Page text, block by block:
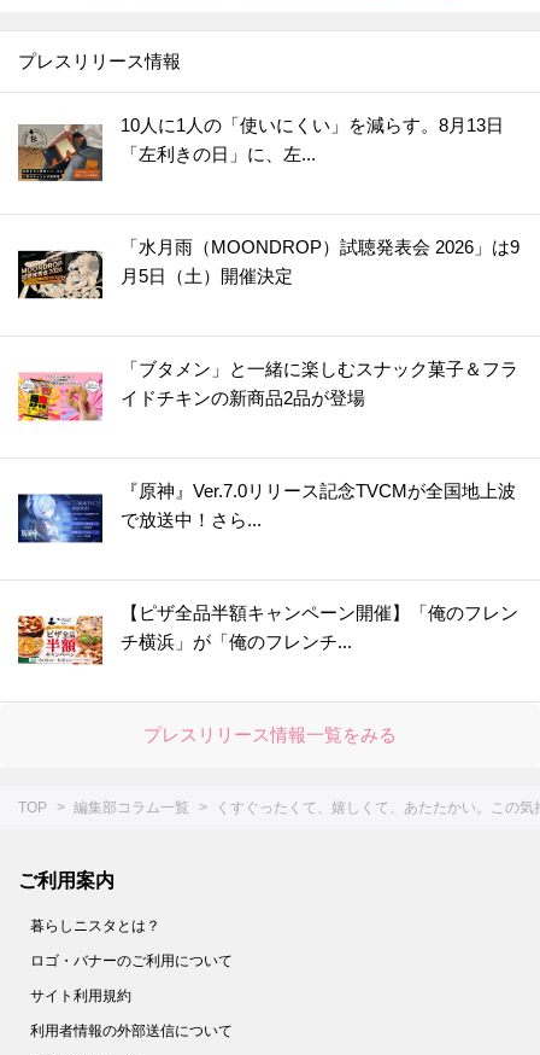
プレスリリース情報
10人に1人の「使いにくい」を減らす。8月13日
「左利きの日」に、左...
「水月雨（MOONDROP）試聴発表会 2026」は9
月5日（土）開催決定
「ブタメン」と一緒に楽しむスナック菓子＆フラ
イドチキンの新商品2品が登場
『原神』Ver.7.0リリース記念TVCMが全国地上波
で放送中！さら...
【ピザ全品半額キャンペーン開催】「俺のフレン
チ横浜」が「俺のフレンチ...
プレスリリース情報一覧をみる
TOP 編集部コラム一覧 くすぐったくて、嬉しくて、あたたかい。この
ご利用案内
暮らしニスタとは？
ロゴ・バナーのご利用について
サイト利用規約
利用者情報の外部送信について